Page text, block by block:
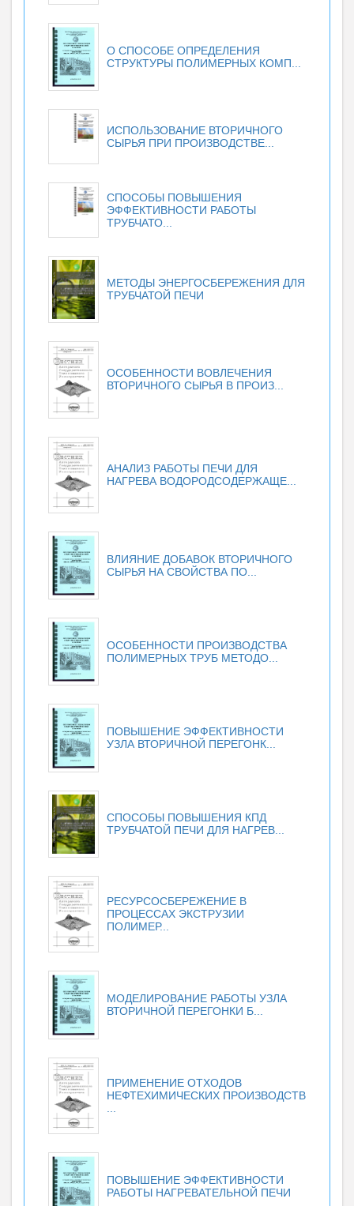
О СПОСОБЕ ОПРЕДЕЛЕНИЯ
СТРУКТУРЫ ПОЛИМЕРНЫХ КОМП...
ИСПОЛЬЗОВАНИЕ ВТОРИЧНОГО
СЫРЬЯ ПРИ ПРОИЗВОДСТВЕ...
СПОСОБЫ ПОВЫШЕНИЯ
ЭФФЕКТИВНОСТИ РАБОТЫ
ТРУБЧАТО...
МЕТОДЫ ЭНЕРГОСБЕРЕЖЕНИЯ ДЛЯ
ТРУБЧАТОЙ ПЕЧИ
ОСОБЕННОСТИ ВОВЛЕЧЕНИЯ
ВТОРИЧНОГО СЫРЬЯ В ПРОИЗ...
АНАЛИЗ РАБОТЫ ПЕЧИ ДЛЯ
НАГРЕВА ВОДОРОДСОДЕРЖАЩЕ...
ВЛИЯНИЕ ДОБАВОК ВТОРИЧНОГО
СЫРЬЯ НА СВОЙСТВА ПО...
ОСОБЕННОСТИ ПРОИЗВОДСТВА
ПОЛИМЕРНЫХ ТРУБ МЕТОДО...
ПОВЫШЕНИЕ ЭФФЕКТИВНОСТИ
УЗЛА ВТОРИЧНОЙ ПЕРЕГОНК...
СПОСОБЫ ПОВЫШЕНИЯ КПД
ТРУБЧАТОЙ ПЕЧИ ДЛЯ НАГРЕВ...
РЕСУРСОСБЕРЕЖЕНИЕ В
ПРОЦЕССАХ ЭКСТРУЗИИ
ПОЛИМЕР...
МОДЕЛИРОВАНИЕ РАБОТЫ УЗЛА
ВТОРИЧНОЙ ПЕРЕГОНКИ Б...
ПРИМЕНЕНИЕ ОТХОДОВ
НЕФТЕХИМИЧЕСКИХ ПРОИЗВОДСТВ
ПОВЫШЕНИЕ ЭФФЕКТИВНОСТИ
РАБОТЫ НАГРЕВАТЕЛЬНОЙ ПЕЧИ